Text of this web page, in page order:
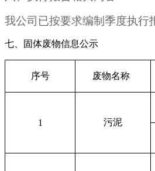
我公司已按要求编制季度执行
七、 固体废物信息公示
序号 废物名称
1 污泥